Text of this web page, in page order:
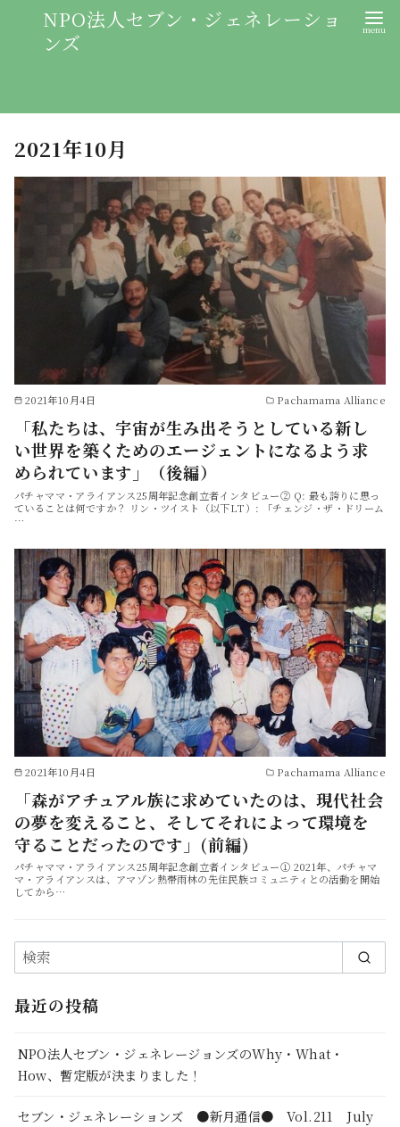
NPO法人セブン・ジェネレーショ
ンズ
2021年10月
2021年10月4日 Pachamama Alliance
「私たちは、宇宙が生み出そうとしている新し
い世界を築くためのエージェントになるよう求
められています」（後編）
パチャママ・アライアンス25周年記念創立者インタビュー② Q: 最も誇りに思っ
ていることは何ですか？ リン・ツイスト（以下LT）: 「チェンジ・ザ・ドリーム
…
2021年10月4日 Pachamama Alliance
「森がアチュアル族に求めていたのは、現代社会
の夢を変えること、そしてそれによって環境を
守ることだったのです」(前編)
パチャママ・アライアンス25周年記念創立者インタビュー① 2021年、パチャマ
マ・アライアンスは、アマゾン熱帯雨林の先住民族コミュニティとの活動を開始
してから…
最近の投稿
NPO法人セブン・ジェネレージョンズのWhy・What・
How、暫定版が決まりました！
セブン・ジェネレーションズ ●新月通信● Vol.211 July